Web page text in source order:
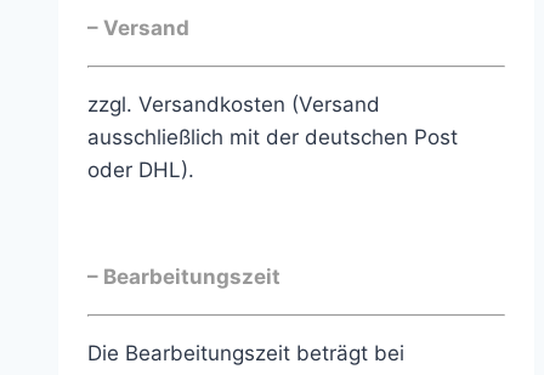
– Versand
zzgl. Versandkosten (Versand
ausschließlich mit der deutschen Post
oder DHL).
– Bearbeitungszeit
Die Bearbeitungszeit beträgt bei